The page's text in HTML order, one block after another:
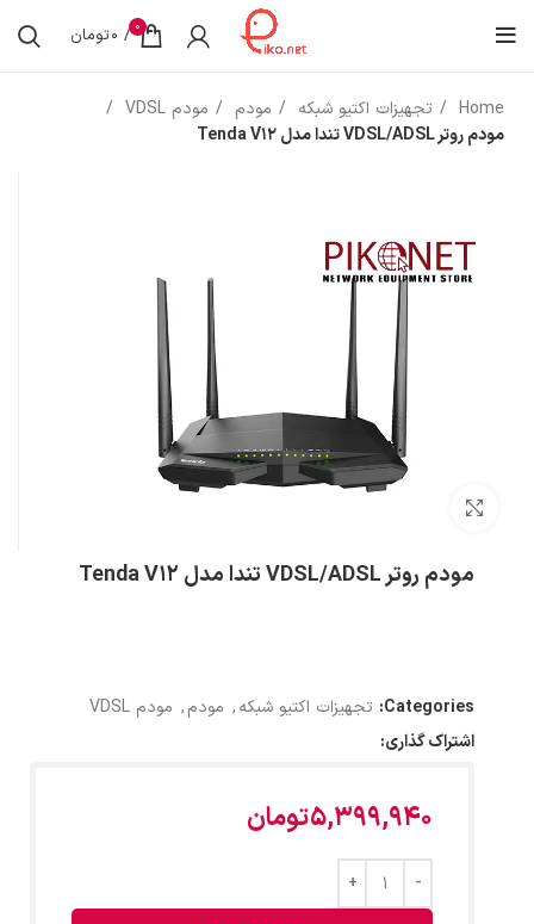
0
/
0تومان
Home تجهیزات اکتیو شبکه مودم
مودم VDSL
مودم روتر VDSL/ADSL تندا مدل Tenda V12
مودم روتر VDSL/ADSL تندا مدل Tenda V12
Categories: تجهیزات اکتیو شبکه, مودم, مودم VDSL
اشتراک گذاری:
5,399,940تومان